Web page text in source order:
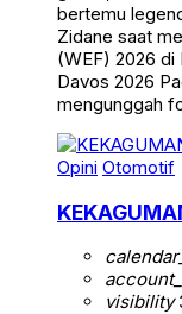
bertemu
Zidane saat
(WEF) 2026 di
Davos 2026
mengunggah
Opini Otomotif
visibility